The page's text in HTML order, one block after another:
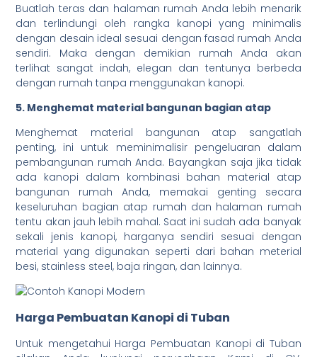
Buatlah teras dan halaman rumah Anda lebih menarik
dan terlindungi oleh rangka kanopi yang minimalis
dengan desain ideal sesuai dengan fasad rumah Anda
sendiri. Maka dengan demikian rumah Anda akan
terlihat sangat indah, elegan dan tentunya berbeda
dengan rumah tanpa menggunakan kanopi.
5. Menghemat material bangunan bagian atap
Menghemat material bangunan atap sangatlah
penting, ini untuk meminimalisir pengeluaran dalam
pembangunan rumah Anda. Bayangkan saja jika tidak
ada kanopi dalam kombinasi bahan material atap
bangunan rumah Anda, memakai genting secara
keseluruhan bagian atap rumah dan halaman rumah
tentu akan jauh lebih mahal. Saat ini sudah ada banyak
sekali jenis kanopi, harganya sendiri sesuai dengan
material yang digunakan seperti dari bahan meterial
besi, stainless steel, baja ringan, dan lainnya.
Harga Pembuatan Kanopi di Tuban
Untuk mengetahui Harga Pembuatan Kanopi di Tuban